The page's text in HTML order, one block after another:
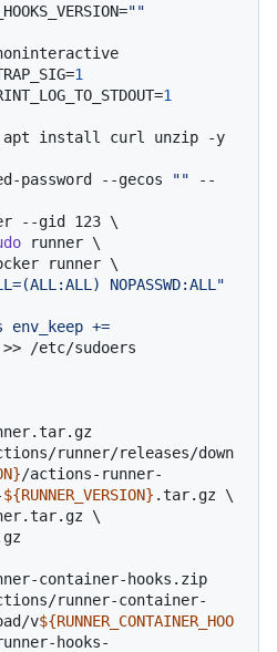
""
1
1
apt install curl unzip -y
password --gecos "" --
runner \
NOPASSWD:ALL"
+=
>> /etc/sudoers
runner/releases/down
/actions-runner-
${RUNNER_VERSION} .tar.gz \
container-hooks.zip
runner-container-
v${RUNNER_CONTAINER_HOO
hooks-